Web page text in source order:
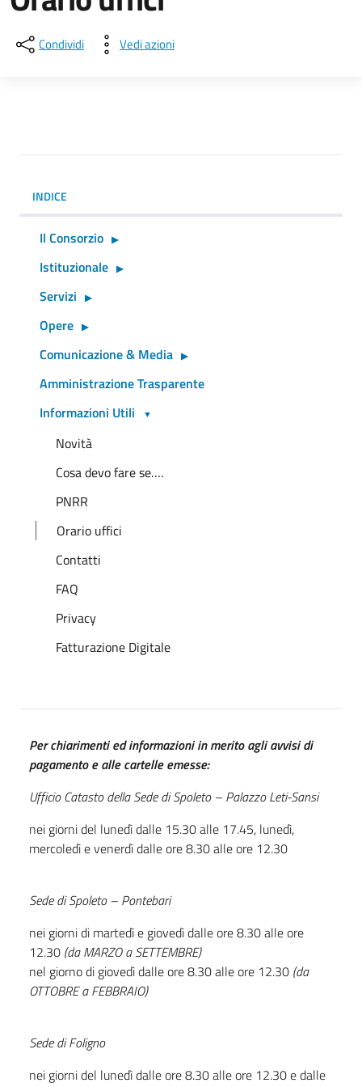
Condividi Vedi azioni
INDICE
Il Consorzio
Istituzionale
Servizi
Opere
Comunicazione & Media
Amministrazione Trasparente
Informazioni Utili
Novità
Cosa devo fare se….
PNRR
Orario uffici
Contatti
FAQ
Privacy
Fatturazione Digitale
Per chiarimenti ed informazioni in merito agli avvisi di
pagamento e alle cartelle emesse:
Ufficio Catasto della Sede di Spoleto – Palazzo Leti-Sansi
nei giorni del lunedì dalle 15.30 alle 17.45, lunedì,
mercoledì e venerdì dalle ore 8.30 alle ore 12.30
Sede di Spoleto – Pontebari
nei giorni di martedì e giovedì dalle ore 8.30 alle ore
12.30 (da MARZO a SETTEMBRE)
nel giorno di giovedì dalle ore 8.30 alle ore 12.30 (da
OTTOBRE a FEBBRAIO)
Sede di Foligno
nei giorni del lunedì dalle ore 8.30 alle ore 12.30 e dalle